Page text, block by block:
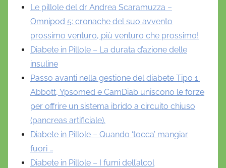
Le pillole del dr Andrea Scaramuzza –
Omnipod 5: cronache del suo avvento
prossimo venturo, più venturo che prossimo!
Diabete in Pillole – La durata d’azione delle
insuline
Passo avanti nella gestione del diabete Tipo 1:
Abbott, Ypsomed e CamDiab uniscono le forze
per offrire un sistema ibrido a circuito chiuso
(pancreas artificiale).
Diabete in Pillole – Quando ‘tocca’ mangiar
fuori …
Diabete in Pillole – I fumi dell’alcol